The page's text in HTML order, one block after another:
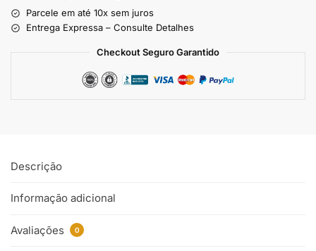
Parcele em até 10x sem juros
Entrega Expressa – Consulte Detalhes
Checkout Seguro Garantido
Descrição
Informação adicional
Avaliações 0